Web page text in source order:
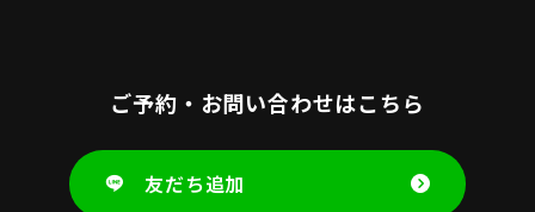
ご予約・お問い合わせはこちら
友だち追加